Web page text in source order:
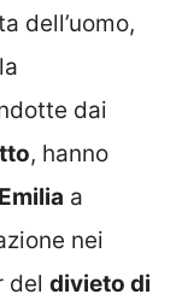
dell’uomo,
dai
, hanno
a
nei
del divieto di